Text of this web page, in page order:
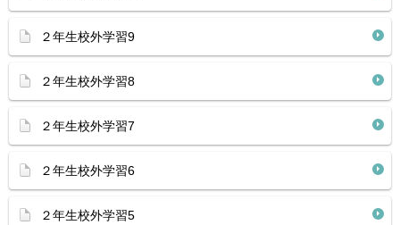
２年生校外学習9
２年生校外学習8
２年生校外学習7
２年生校外学習6
２年生校外学習5